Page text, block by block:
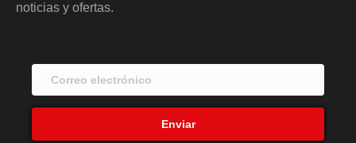
noticias y ofertas.
Enviar